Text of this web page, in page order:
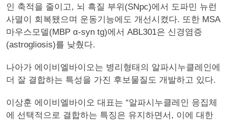
인 축적을 줄이고, 뇌 흑질 부위(SNpc)에서 도파민 뉴런
사멸이 회복됐으며 운동기능에도 개선시켰다. 또한 MSA
마우스모델(MBP α-syn tg)에서 ABL301은 신경염증
(astrogliosis)를 낮췄다.
나아가 에이비엘바이오는 병리형태의 알파시누클레인에
더 잘 결합하는 특성을 가진 후보물질도 개발하고 있다.
이상훈 에이비엘바이오 대표는 “알파시누클레인 응집체
에 선택적으로 결합하는 특징은 유지하면서, 이에 대한